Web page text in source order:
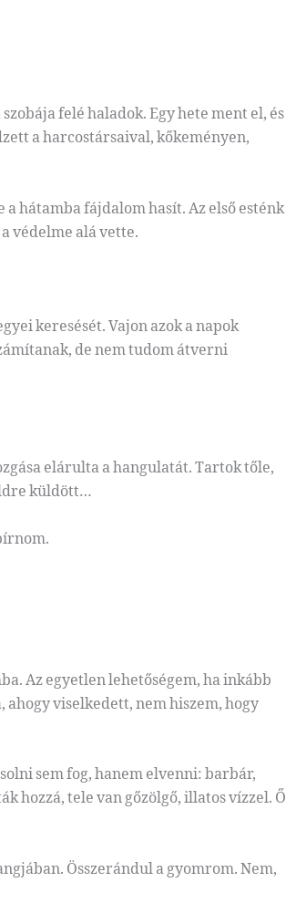
felé haladok. Egy hete ment el, és
a harcostársaival, kőkeményen,
hátamba fájdalom hasít. Az első esténk
védelme alá vette.
keresését. Vajon azok a napok
de nem tudom átverni
elárulta a hangulatát. Tartok tőle,
küldött…
Az egyetlen lehetőségem, ha inkább
viselkedett, nem hiszem, hogy
sem fog, hanem elvenni: barbár,
hozzá, tele van gőzölgő, illatos vízzel. Ő
Összerándul a gyomrom. Nem,